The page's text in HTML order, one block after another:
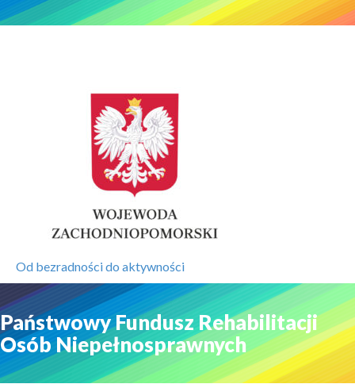
Od bezradności do aktywności
Państwowy Fundusz Rehabilitacji
Osób Niepełnosprawnych